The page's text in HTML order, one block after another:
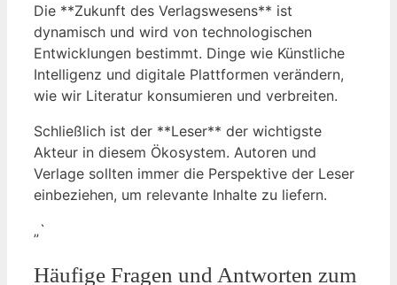
Die **Zukunft des Verlagswesens** ist
dynamisch und wird von technologischen
Entwicklungen bestimmt. Dinge wie Künstliche
Intelligenz und digitale Plattformen verändern,
wie wir Literatur konsumieren und verbreiten.
Schließlich ist der **Leser** der wichtigste
Akteur in diesem Ökosystem. Autoren und
Verlage sollten immer die Perspektive der Leser
einbeziehen, um relevante Inhalte zu liefern.
„`
Häufige Fragen und Antworten zum